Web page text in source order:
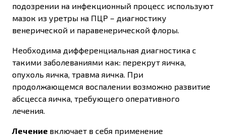
подозрении на инфекционный процесс используют
мазок из уретры на ПЦР – диагностику
венерической и паравенерической флоры.
Необходима дифференциальная диагностика с
такими заболеваниями как: перекрут яичка,
опухоль яичка, травма яичка. При
продолжающемся воспалении возможно развитие
абсцесса яичка, требующего оперативного
лечения.
Лечение включает в себя применение